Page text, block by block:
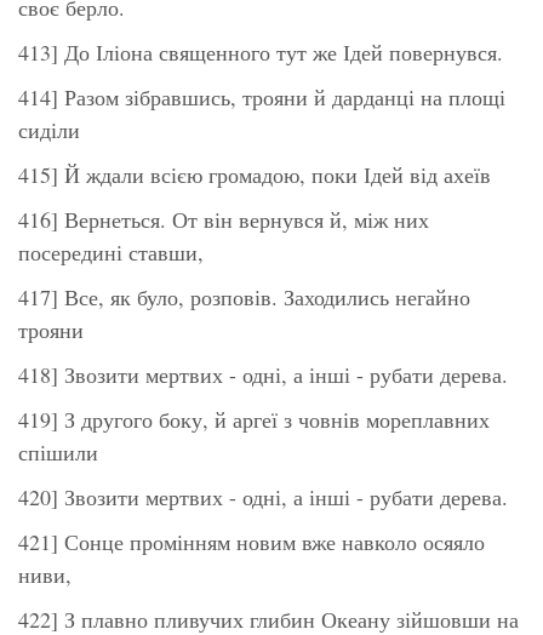
своє берло.
413] До Іліона священного тут же Ідей повернувся.
414] Разом зібравшись, трояни й дарданці на площі
сиділи
415] Й ждали всією громадою, поки Ідей від ахеїв
416] Вернеться. От він вернувся й, між них
посередині ставши,
417] Все, як було, розповів. Заходились негайно
трояни
418] Звозити мертвих - одні, а інші - рубати дерева.
419] З другого боку, й аргеї з човнів мореплавних
спішили
420] Звозити мертвих - одні, а інші - рубати дерева.
421] Сонце промінням новим вже навколо осяяло
ниви,
422] З плавно пливучих глибин Океану зійшовши на